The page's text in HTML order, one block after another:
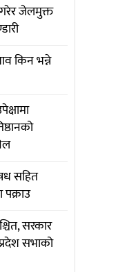
जेलमुक्त
किन भन्ने
सहित
सरकार
सभाको